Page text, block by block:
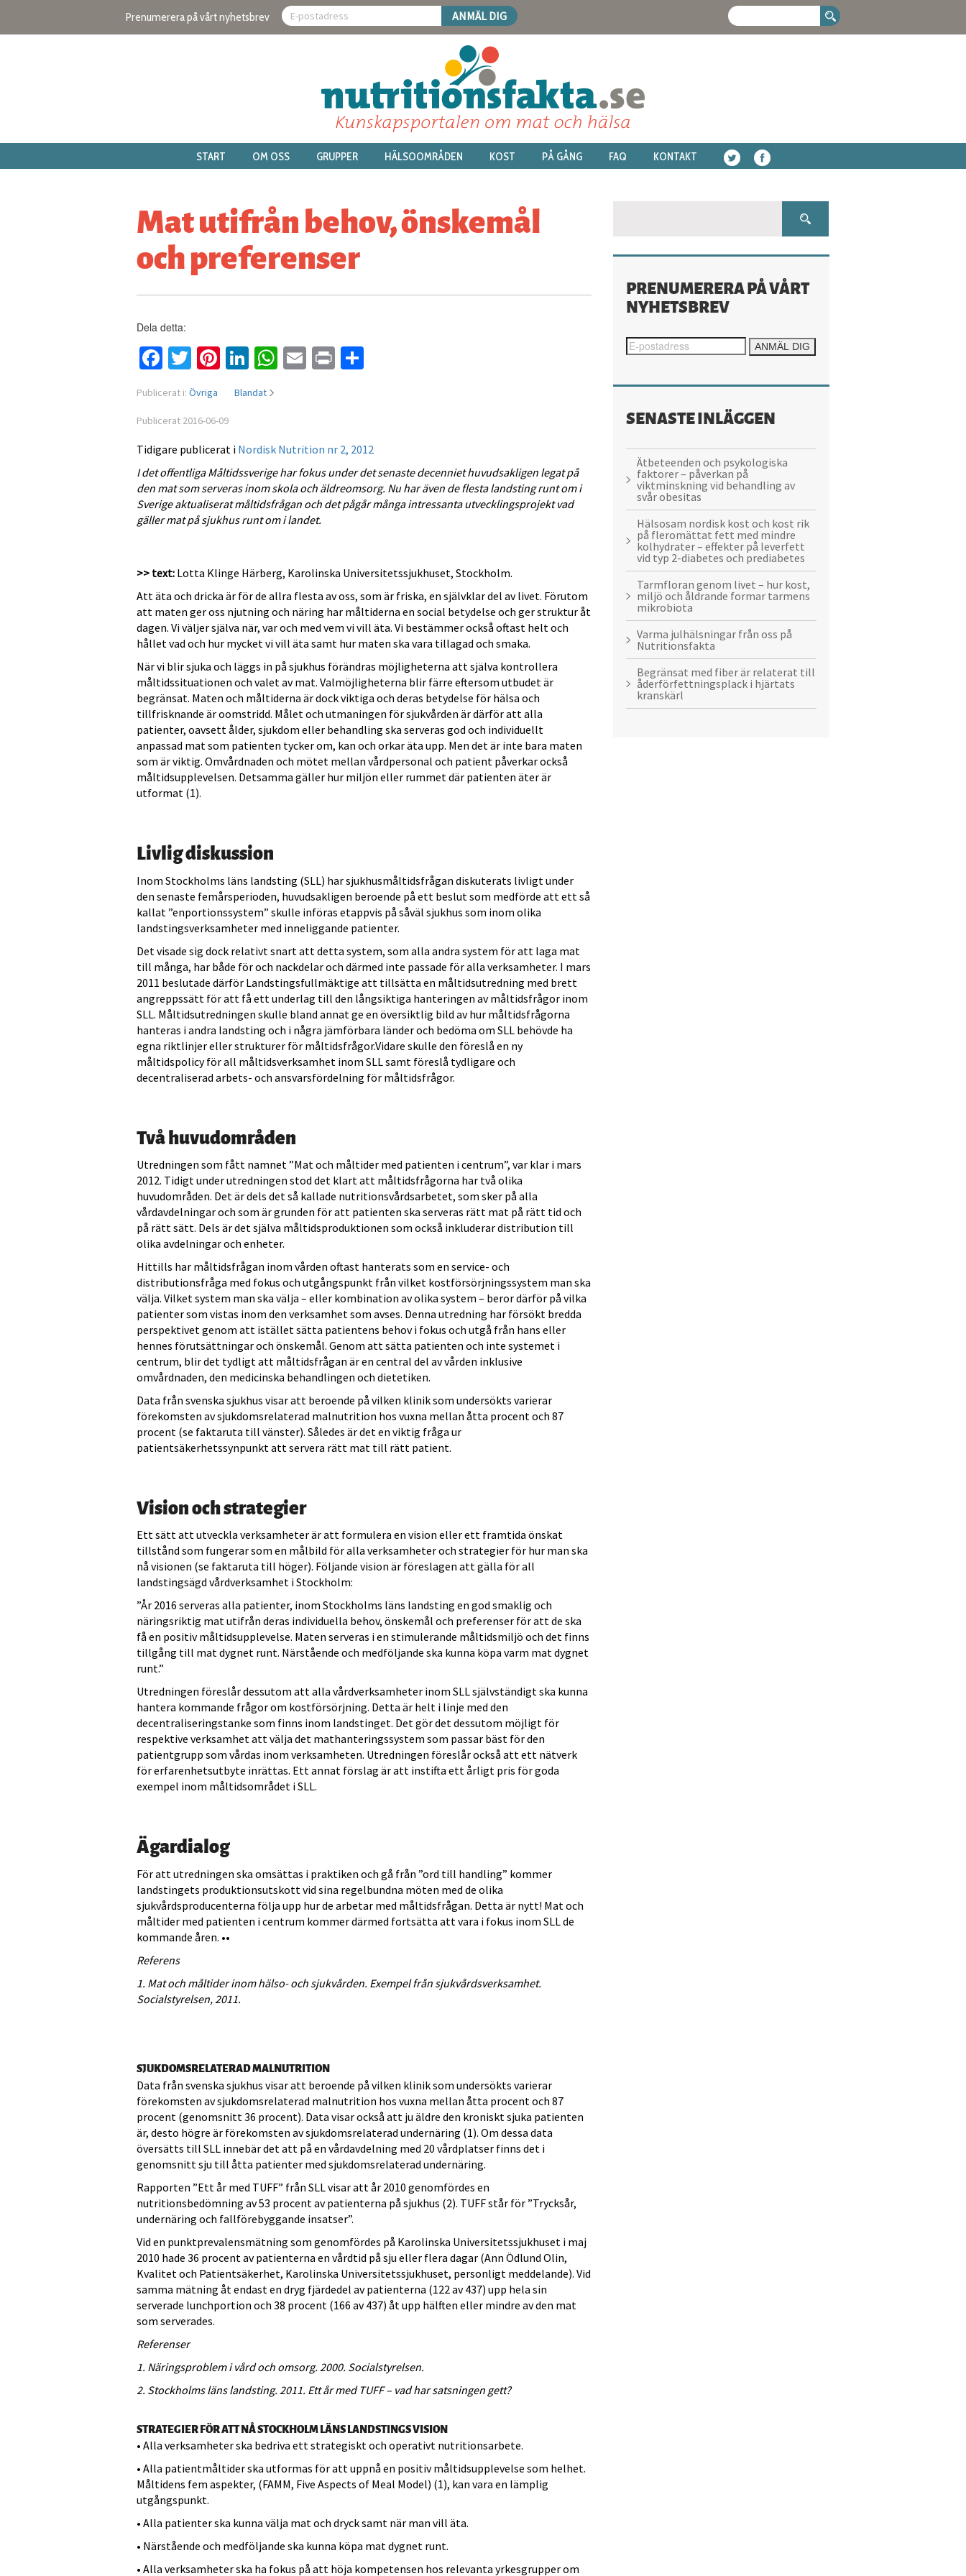
Prenumerera på vårt nyhetsbrev
START OM OSS GRUPPER HÄLSOOMRÅDEN KOST PÅ GÅNG FAQ KONTAKT
Mat utifrån behov, önskemål
och preferenser
Dela detta:
Facebook
Twitter
Pinterest
LinkedIn
WhatsApp
Email
Print
Publicerat i: Övriga Blandat
Publicerat 2016-06-09
Tidigare publicerat i Nordisk Nutrition nr 2, 2012
I det offentliga Måltidssverige har fokus under det senaste decenniet huvudsakligen legat på
den mat som serveras inom skola och äldreomsorg. Nu har även de flesta landsting runt om i
Sverige aktualiserat måltidsfrågan och det pågår många intressanta utvecklingsprojekt vad
gäller mat på sjukhus runt om i landet.
>> text: Lotta Klinge Härberg, Karolinska Universitetssjukhuset, Stockholm.
Att äta och dricka är för de allra flesta av oss, som är friska, en självklar del av livet. Förutom
att maten ger oss njutning och näring har måltiderna en social betydelse och ger struktur åt
dagen. Vi väljer själva när, var och med vem vi vill äta. Vi bestämmer också oftast helt och
hållet vad och hur mycket vi vill äta samt hur maten ska vara tillagad och smaka.
När vi blir sjuka och läggs in på sjukhus förändras möjligheterna att själva kontrollera
måltidssituationen och valet av mat. Valmöjligheterna blir färre eftersom utbudet är
begränsat. Maten och måltiderna är dock viktiga och deras betydelse för hälsa och
tillfrisknande är oomstridd. Målet och utmaningen för sjukvården är därför att alla
patienter, oavsett ålder, sjukdom eller behandling ska serveras god och individuellt
anpassad mat som patienten tycker om, kan och orkar äta upp. Men det är inte bara maten
som är viktig. Omvårdnaden och mötet mellan vårdpersonal och patient påverkar också
måltidsupplevelsen. Detsamma gäller hur miljön eller rummet där patienten äter är
utformat (1).
Livlig diskussion
Inom Stockholms läns landsting (SLL) har sjukhusmåltidsfrågan diskuterats livligt under
den senaste femårsperioden, huvudsakligen beroende på ett beslut som medförde att ett så
kallat ”enportionssystem” skulle införas etappvis på såväl sjukhus som inom olika
landstingsverksamheter med inneliggande patienter.
Det visade sig dock relativt snart att detta system, som alla andra system för att laga mat
till många, har både för och nackdelar och därmed inte passade för alla verksamheter. I mars
2011 beslutade därför Landstingsfullmäktige att tillsätta en måltidsutredning med brett
angreppssätt för att få ett underlag till den långsiktiga hanteringen av måltidsfrågor inom
SLL. Måltidsutredningen skulle bland annat ge en översiktlig bild av hur måltidsfrågorna
hanteras i andra landsting och i några jämförbara länder och bedöma om SLL behövde ha
egna riktlinjer eller strukturer för måltidsfrågor.Vidare skulle den föreslå en ny
måltidspolicy för all måltidsverksamhet inom SLL samt föreslå tydligare och
decentraliserad arbets- och ansvarsfördelning för måltidsfrågor.
Två huvudområden
Utredningen som fått namnet ”Mat och måltider med patienten i centrum”, var klar i mars
2012. Tidigt under utredningen stod det klart att måltidsfrågorna har två olika
huvudområden. Det är dels det så kallade nutritionsvårdsarbetet, som sker på alla
vårdavdelningar och som är grunden för att patienten ska serveras rätt mat på rätt tid och
på rätt sätt. Dels är det själva måltidsproduktionen som också inkluderar distribution till
olika avdelningar och enheter.
Hittills har måltidsfrågan inom vården oftast hanterats som en service- och
distributionsfråga med fokus och utgångspunkt från vilket kostförsörjningssystem man ska
välja. Vilket system man ska välja – eller kombination av olika system – beror därför på vilka
patienter som vistas inom den verksamhet som avses. Denna utredning har försökt bredda
perspektivet genom att istället sätta patientens behov i fokus och utgå från hans eller
hennes förutsättningar och önskemål. Genom att sätta patienten och inte systemet i
centrum, blir det tydligt att måltidsfrågan är en central del av vården inklusive
omvårdnaden, den medicinska behandlingen och dietetiken.
Data från svenska sjukhus visar att beroende på vilken klinik som undersökts varierar
förekomsten av sjukdomsrelaterad malnutrition hos vuxna mellan åtta procent och 87
procent (se faktaruta till vänster). Således är det en viktig fråga ur
patientsäkerhetssynpunkt att servera rätt mat till rätt patient.
Vision och strategier
Ett sätt att utveckla verksamheter är att formulera en vision eller ett framtida önskat
tillstånd som fungerar som en målbild för alla verksamheter och strategier för hur man ska
nå visionen (se faktaruta till höger). Följande vision är föreslagen att gälla för all
landstingsägd vårdverksamhet i Stockholm:
”År 2016 serveras alla patienter, inom Stockholms läns landsting en god smaklig och
näringsriktig mat utifrån deras individuella behov, önskemål och preferenser för att de ska
få en positiv måltidsupplevelse. Maten serveras i en stimulerande måltidsmiljö och det finns
tillgång till mat dygnet runt. Närstående och medföljande ska kunna köpa varm mat dygnet
runt.”
Utredningen föreslår dessutom att alla vårdverksamheter inom SLL självständigt ska kunna
hantera kommande frågor om kostförsörjning. Detta är helt i linje med den
decentraliseringstanke som finns inom landstinget. Det gör det dessutom möjligt för
respektive verksamhet att välja det mathanteringssystem som passar bäst för den
patientgrupp som vårdas inom verksamheten. Utredningen föreslår också att ett nätverk
för erfarenhetsutbyte inrättas. Ett annat förslag är att instifta ett årligt pris för goda
exempel inom måltidsområdet i SLL.
Ägardialog
För att utredningen ska omsättas i praktiken och gå från ”ord till handling” kommer
landstingets produktionsutskott vid sina regelbundna möten med de olika
sjukvårdsproducenterna följa upp hur de arbetar med måltidsfrågan. Detta är nytt! Mat och
måltider med patienten i centrum kommer därmed fortsätta att vara i fokus inom SLL de
kommande åren. ••
Referens
1. Mat och måltider inom hälso- och sjukvården. Exempel från sjukvårdsverksamhet.
Socialstyrelsen, 2011.
SJUKDOMSRELATERAD MALNUTRITION
Data från svenska sjukhus visar att beroende på vilken klinik som undersökts varierar
förekomsten av sjukdomsrelaterad malnutrition hos vuxna mellan åtta procent och 87
procent (genomsnitt 36 procent). Data visar också att ju äldre den kroniskt sjuka patienten
är, desto högre är förekomsten av sjukdomsrelaterad undernäring (1). Om dessa data
översätts till SLL innebär det att på en vårdavdelning med 20 vårdplatser finns det i
genomsnitt sju till åtta patienter med sjukdomsrelaterad undernäring.
Rapporten ”Ett år med TUFF” från SLL visar att år 2010 genomfördes en
nutritionsbedömning av 53 procent av patienterna på sjukhus (2). TUFF står för ”Trycksår,
undernäring och fallförebyggande insatser”.
Vid en punktprevalensmätning som genomfördes på Karolinska Universitetssjukhuset i maj
2010 hade 36 procent av patienterna en vårdtid på sju eller flera dagar (Ann Ödlund Olin,
Kvalitet och Patientsäkerhet, Karolinska Universitetssjukhuset, personligt meddelande). Vid
samma mätning åt endast en dryg fjärdedel av patienterna (122 av 437) upp hela sin
serverade lunchportion och 38 procent (166 av 437) åt upp hälften eller mindre av den mat
som serverades.
Referenser
1. Näringsproblem i vård och omsorg. 2000. Socialstyrelsen.
2. Stockholms läns landsting. 2011. Ett år med TUFF – vad har satsningen gett?
STRATEGIER FÖR ATT NÅ STOCKHOLM LÄNS LANDSTINGS VISION
• Alla verksamheter ska bedriva ett strategiskt och operativt nutritionsarbete.
• Alla patientmåltider ska utformas för att uppnå en positiv måltidsupplevelse som helhet.
Måltidens fem aspekter, (FAMM, Five Aspects of Meal Model) (1), kan vara en lämplig
utgångspunkt.
• Alla patienter ska kunna välja mat och dryck samt när man vill äta.
• Närstående och medföljande ska kunna köpa mat dygnet runt.
• Alla verksamheter ska ha fokus på att höja kompetensen hos relevanta yrkesgrupper om
PRENUMERERA PÅ VÅRT
NYHETSBREV
SENASTE INLÄGGEN
Ätbeteenden och psykologiska
faktorer – påverkan på
viktminskning vid behandling av
svår obesitas
Hälsosam nordisk kost och kost rik
på fleromättat fett med mindre
kolhydrater – effekter på leverfett
vid typ 2-diabetes och prediabetes
Tarmfloran genom livet – hur kost,
miljö och åldrande formar tarmens
mikrobiota
Varma julhälsningar från oss på
Nutritionsfakta
Begränsat med fiber är relaterat till
åderförfettningsplack i hjärtats
kranskärl